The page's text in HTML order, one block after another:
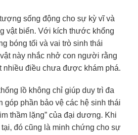
sống động cho sự kỳ vĩ và
vật biển. Với kích thước khổng
bóng tối và vai trò sinh thái
này nhắc nhở con người rằng
nhiều điều chưa được khám phá.
lồ không chỉ giúp duy trì đa
góp phần bảo vệ các hệ sinh thái
thầm lặng” của đại dương. Khi
đó cũng là minh chứng cho sự